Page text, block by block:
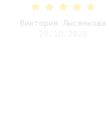
Виктория Лысенкова